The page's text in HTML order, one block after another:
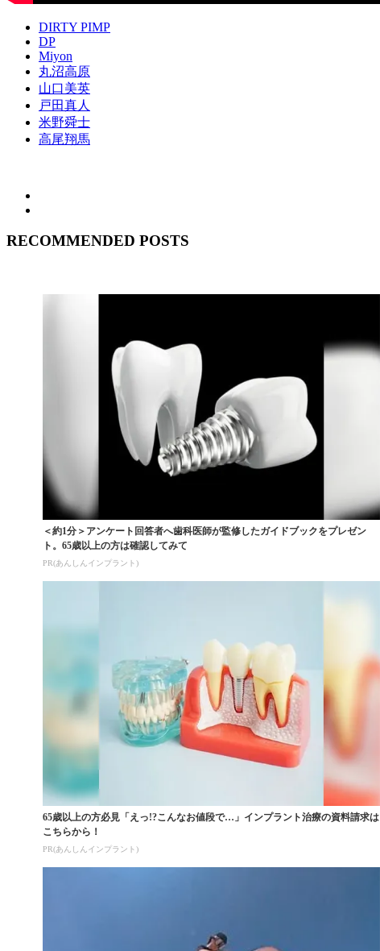
DIRTY PIMP
DP
Miyon
丸沼高原
山口美英
戸田真人
米野舜士
高尾翔馬
RECOMMENDED POSTS
＜約1分＞アンケート回答者へ歯科医師が監修したガイドブックをプレゼン
ト。65歳以上の方は確認してみて
PR(あんしんインプラント)
65歳以上の方必見「えっ!?こんなお値段で…」インプラント治療の資料請求は
こちらから！
PR(あんしんインプラント)